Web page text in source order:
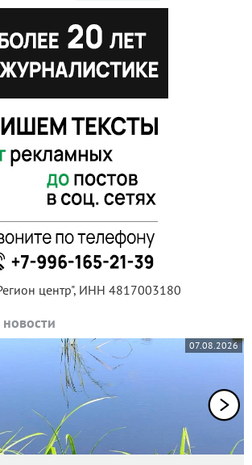
центр", ИНН 4817003180
07.08.2026